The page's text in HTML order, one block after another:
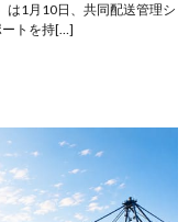
は1月10日、共同配送管理シ
ートを持[…]